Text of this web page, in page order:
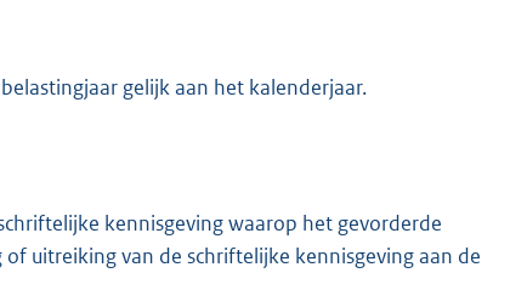
gelijk aan het kalenderjaar.
kennisgeving waarop het gevorderde
uitreiking van de schriftelijke kennisgeving aan de